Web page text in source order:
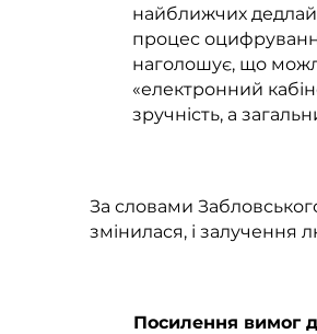
найближчих
процес
наголошує, що
«електронний
зручність, а
За словами
змінилася, і залучення
Посилення вимог